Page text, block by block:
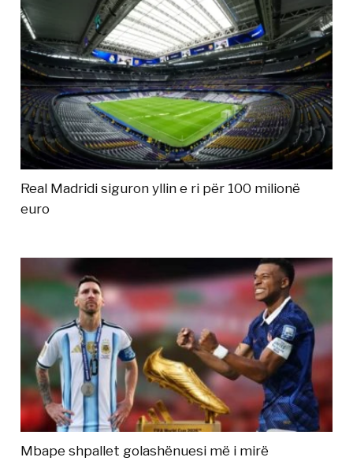
Real Madridi siguron yllin e ri për 100 milionë
euro
Mbape shpallet golashënuesi më i mirë